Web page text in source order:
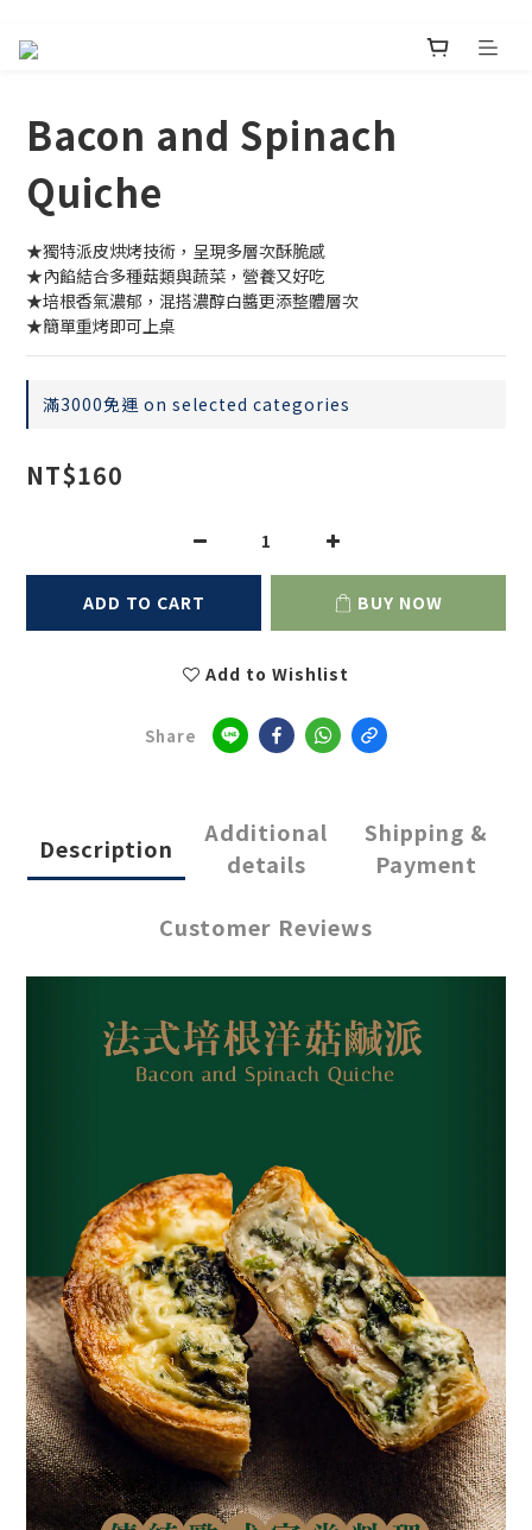
Bacon and Spinach
Quiche
★獨特派皮烘烤技術，呈現多層次酥脆感
★內餡結合多種菇類與蔬菜，營養又好吃
★培根香氣濃郁，混搭濃醇白醬更添整體層次
★簡單重烤即可上桌
滿3000免運 on selected categories
NT$160
ADD TO CART BUY NOW
Add to Wishlist
Share
Description
Additional
details
Shipping &
Payment
Customer Reviews